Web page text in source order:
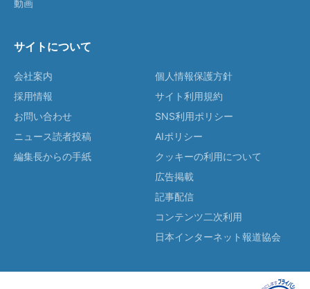
動画
サイトについて
会社案内
採用情報
お問い合わせ
ニュース読者投稿
編集長からの手紙
個人情報保護方針
サイト利用規約
SNS利用ポリシー
AIポリシー
クッキーの利用について
広告掲載
記事配信
コンテンツ二次利用
日本インターネット報道協会